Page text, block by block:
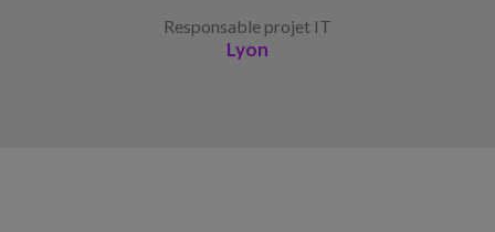
Responsable projet IT
Lyon